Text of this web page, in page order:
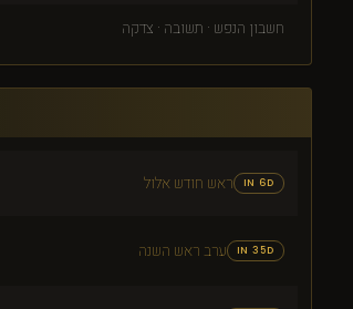
חשבון הנפש · תשובה · צדקה
ראש חודש אלול IN 6D
ערב ראש השנה IN 35D